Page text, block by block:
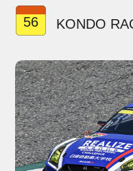
56 KONDO